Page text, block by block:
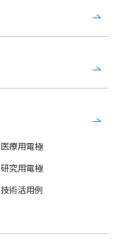
医療用電極
研究用電極
技術活用例